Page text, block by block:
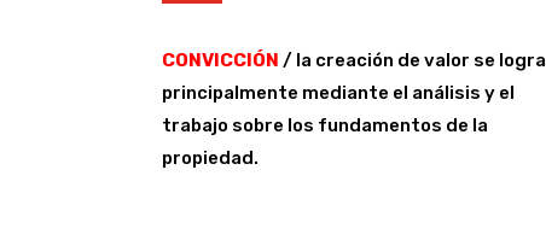
CONVICCIÓN / la creación de valor se logra
principalmente mediante el análisis y el
trabajo sobre los fundamentos de la
propiedad.